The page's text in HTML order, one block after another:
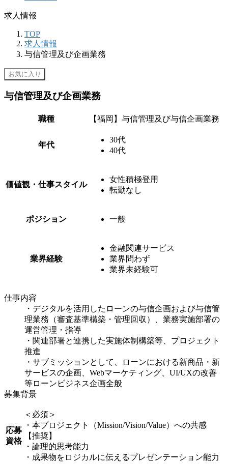
求人情報
TOP
求人情報
与信管理及び企画業務
お気に入り
与信管理及び企画業務
職種 【福岡】与信管理及び与信企画業務
年代
30代
40代
価値観・仕事スタイル
女性積極登用
転勤なし
ポジション 一般
業界経験
金融関連サービス
業界問わず
業界未経験可
仕事内容
・デジタルを活用したローンの与信企画および与信管
理業務（審査基準構築・管理回収）、業務実施部署の
運営管理・指導
・関連部署と連携した実施体制構築等、プロジェクト
推進
・サブミッションとして、ローンにおける新商品・新
サービスの企画、Webマーケティング、UI/UXの改善
等ローンビジネス企画全般
募集背景
応募
資格
＜必須＞
・本プロジェクト（Mission/Vision/Value）への共感
【推奨】
・論理的思考能力
・成果物をロジカルに伝えるプレゼンテーション能力